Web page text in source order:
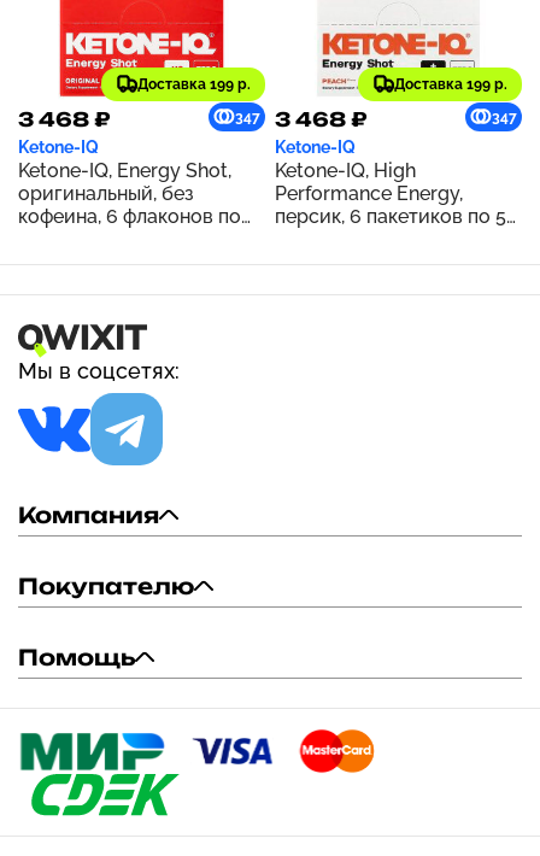
Доставка 199 р.
3 468 ₽ 347
Ketone-IQ
Ketone-IQ, Energy Shot,
оригинальный, без
кофеина, 6 флаконов по
Доставка 199 р.
3 468 ₽ 347
Ketone-IQ
Ketone-IQ, High
Performance Energy,
персик, 6 пакетиков по 59
Мы в соцсетях:
Компания
Покупателю
Помощь